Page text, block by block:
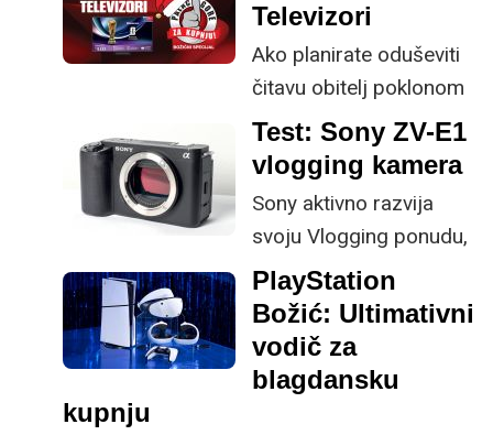
Televizori
Ako planirate oduševiti
čitavu obitelj poklonom
većim i od božićnog
drvca, televizor je za
vas pun pogodak bio on
namjenjen za dnevni
boravak ili za Man Cave.
Posljednjih par godina
televizori su dosta
napredovali tehnološki,
pa se za pristupačnu
Test: Sony ZV-E1
vlogging kamera
Sony aktivno razvija
svoju Vlogging ponudu,
a novi model ZV-E1
napravljen je kako bi
zauzeo prijestolje
PlayStation
Božić: Ultimativni
vodič za
blagdansku
kupnju